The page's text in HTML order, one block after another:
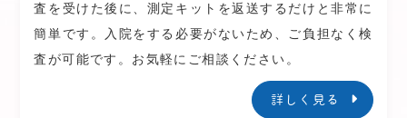
査を受けた後に、測定キットを返送するだけと非常に
簡単です。入院をする必要がないため、ご負担なく検
査が可能です。お気軽にご相談ください。
詳しく見る